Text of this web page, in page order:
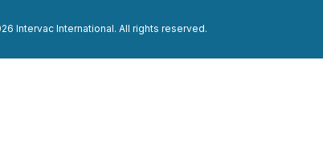
Intervac International. All rights reserved.